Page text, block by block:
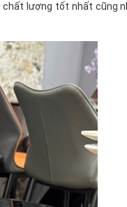
lượng tốt nhất cũng